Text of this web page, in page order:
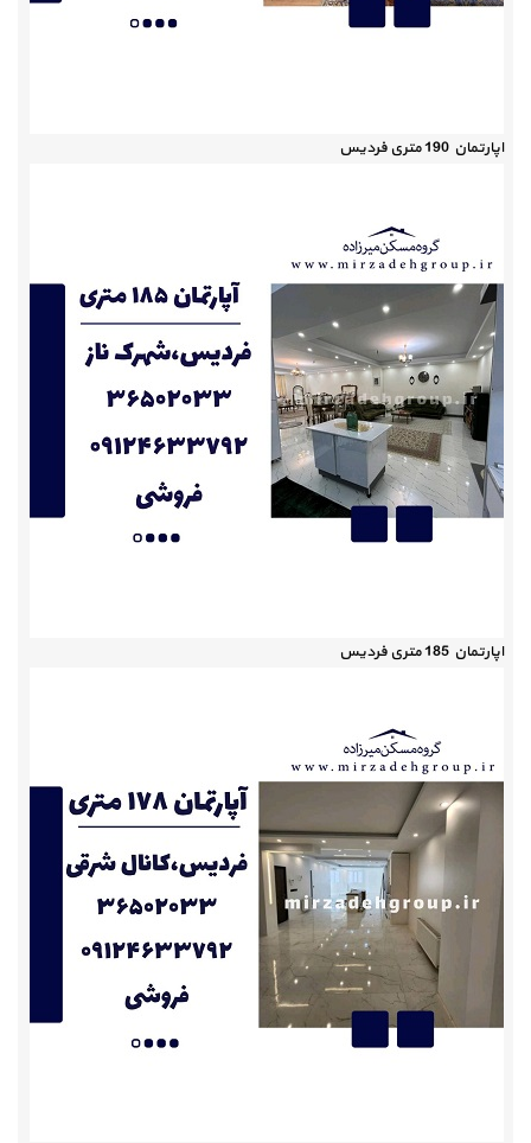
اپارتمان 190 متری فردیس
اپارتمان 185 متری فردیس